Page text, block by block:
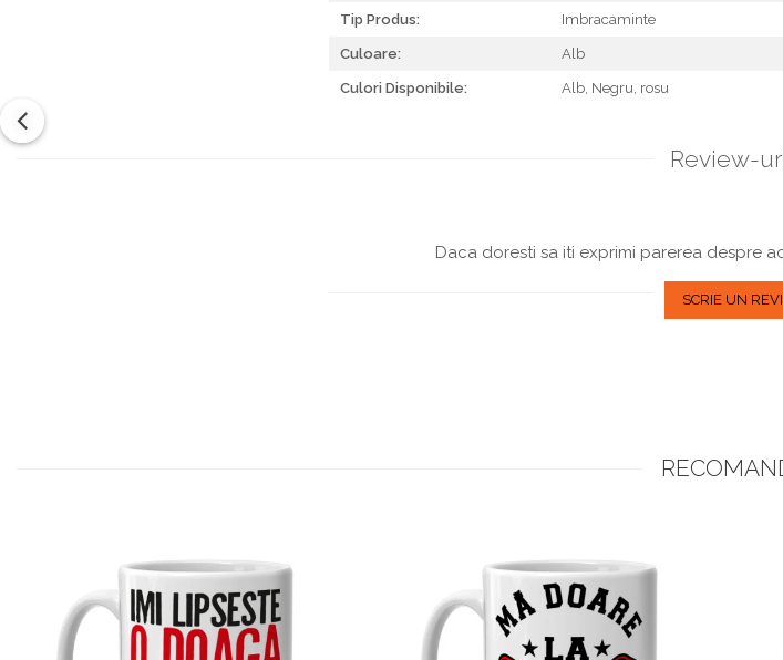
Tip Produs: Imbracaminte
Culoare: Alb
Culori Disponibile: Alb, Negru, rosu
Review-
Daca doresti sa iti exprimi parerea despre
SCRIE UN